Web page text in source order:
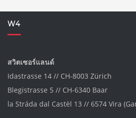
W4
สวิตเซอร์แลนด์
Idastrasse 14 // CH-8003 Zürich
Blegistrasse 5 // CH-6340 Baar
la Stráda dal Castèl 13 // 6574 Vira